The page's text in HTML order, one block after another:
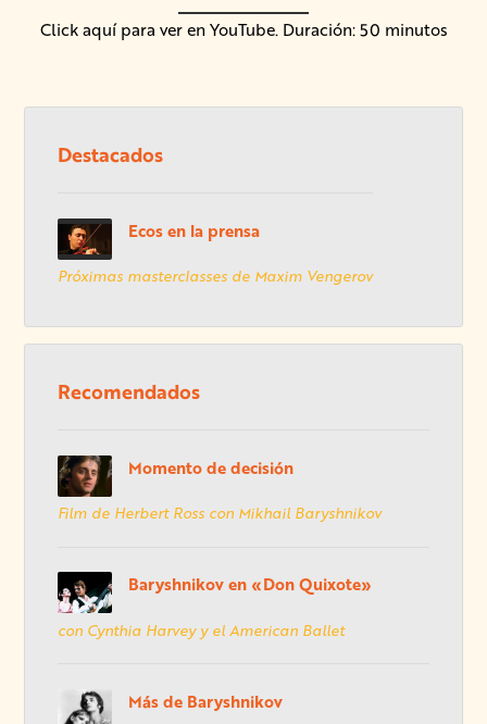
Click aquí para ver en YouTube. Duración: 50 minutos
Destacados
Ecos en la prensa
Próximas masterclasses de Maxim Vengerov
Recomendados
Momento de decisión
Film de Herbert Ross con Mikhail Baryshnikov
Baryshnikov en «Don Quixote»
con Cynthia Harvey y el American Ballet
Más de Baryshnikov